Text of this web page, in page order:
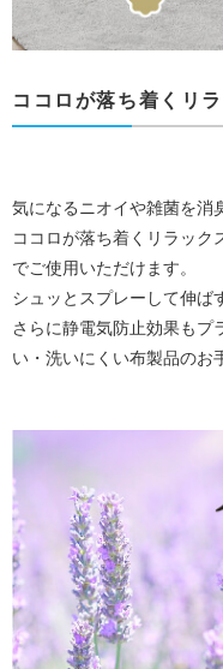
ココロが落ち着くリ
気になるニオイや雑菌を消
ココロが落ち着くリラック
でご使用いただけます。
シュッとスプレーして伸ば
さらに静電気防止効果もプ
い・洗いにくい布製品のお